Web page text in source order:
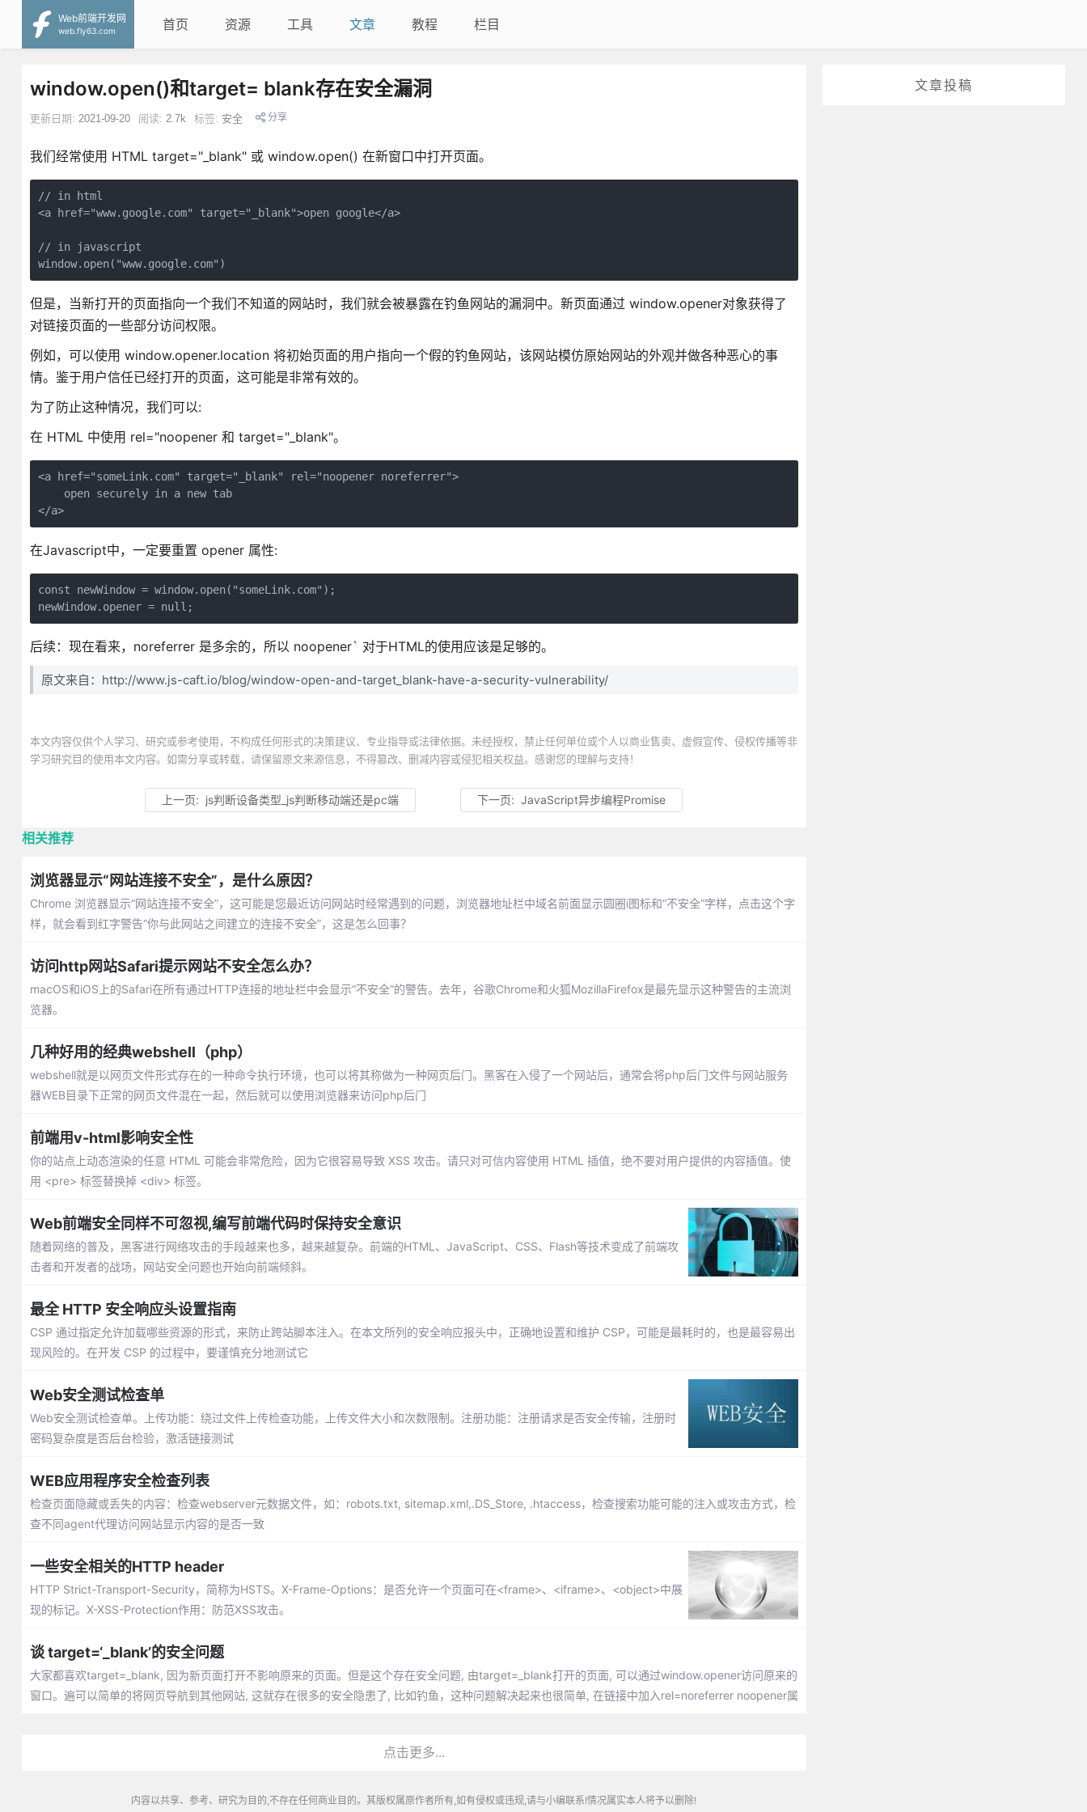
Web前端开发网
web.fly63.com
首页 资源 工具 文章 教程 栏目
文章投稿
window.open()和target= blank存在安全漏洞
更新日期: 2021-09-20 阅读: 2.7k 标签: 安全 分享
我们经常使用 HTML target="_blank" 或 window.open() 在新窗口中打开页面。
// in html
<a href="www.google.com" target="_blank">open google</a>
// in javascript
window.open("www.google.com")
但是，当新打开的页面指向一个我们不知道的网站时，我们就会被暴露在钓鱼网站的漏洞中。新页面通过 window.opener对象获得了
对链接页面的一些部分访问权限。
例如，可以使用 window.opener.location 将初始页面的用户指向一个假的钓鱼网站，该网站模仿原始网站的外观并做各种恶心的事
情。鉴于用户信任已经打开的页面，这可能是非常有效的。
为了防止这种情况，我们可以:
在 HTML 中使用 rel="noopener 和 target="_blank"。
<a href="someLink.com" target="_blank" rel="noopener noreferrer">
    open securely in a new tab
</a>
在Javascript中，一定要重置 opener 属性:
const newWindow = window.open("someLink.com");
newWindow.opener = null;
后续：现在看来，noreferrer 是多余的，所以 noopener` 对于HTML的使用应该是足够的。
原文来自：http://www.js-caft.io/blog/window-open-and-target_blank-have-a-security-vulnerability/
本文内容仅供个人学习、研究或参考使用，不构成任何形式的决策建议、专业指导或法律依据。未经授权，禁止任何单位或个人以商业售卖、虚假宣传、侵权传播等非
学习研究目的使用本文内容。如需分享或转载，请保留原文来源信息，不得篡改、删减内容或侵犯相关权益。感谢您的理解与支持！
上一页: js判断设备类型_js判断移动端还是pc端 下一页:JavaScript异步编程Promise
相关推荐
浏览器显示“网站连接不安全”，是什么原因？
Chrome 浏览器显示“网站连接不安全”，这可能是您最近访问网站时经常遇到的问题，浏览器地址栏中域名前面显示圆圈i图标和“不安全”字样，点击这个字
样，就会看到红字警告“你与此网站之间建立的连接不安全”，这是怎么回事？
访问http网站Safari提示网站不安全怎么办？
macOS和iOS上的Safari在所有通过HTTP连接的地址栏中会显示“不安全”的警告。去年，谷歌Chrome和火狐MozillaFirefox是最先显示这种警告的主流浏
览器。
几种好用的经典webshell（php）
webshell就是以网页文件形式存在的一种命令执行环境，也可以将其称做为一种网页后门。黑客在入侵了一个网站后，通常会将php后门文件与网站服务
器WEB目录下正常的网页文件混在一起，然后就可以使用浏览器来访问php后门
前端用v-html影响安全性
你的站点上动态渲染的任意 HTML 可能会非常危险，因为它很容易导致 XSS 攻击。请只对可信内容使用 HTML 插值，绝不要对用户提供的内容插值。使
用 <pre> 标签替换掉 <div> 标签。
Web前端安全同样不可忽视,编写前端代码时保持安全意识
随着网络的普及，黑客进行网络攻击的手段越来也多，越来越复杂。前端的HTML、JavaScript、CSS、Flash等技术变成了前端攻
击者和开发者的战场，网站安全问题也开始向前端倾斜。
最全 HTTP 安全响应头设置指南
CSP 通过指定允许加载哪些资源的形式，来防止跨站脚本注入。在本文所列的安全响应报头中，正确地设置和维护 CSP，可能是最耗时的，也是最容易出
现风险的。在开发 CSP 的过程中，要谨慎充分地测试它
Web安全测试检查单
Web安全测试检查单。上传功能：绕过文件上传检查功能，上传文件大小和次数限制。注册功能：注册请求是否安全传输，注册时
密码复杂度是否后台检验，激活链接测试
WEB应用程序安全检查列表
检查页面隐藏或丢失的内容：检查webserver元数据文件，如：robots.txt, sitemap.xml,.DS_Store, .htaccess，检查搜索功能可能的注入或攻击方式，检
查不同agent代理访问网站显示内容的是否一致
一些安全相关的HTTP header
HTTP Strict-Transport-Security，简称为HSTS。X-Frame-Options：是否允许一个页面可在<frame>、<iframe>、<object>中展
现的标记。X-XSS-Protection作用：防范XSS攻击。
谈 target=‘_blank’的安全问题
大家都喜欢target=_blank, 因为新页面打开不影响原来的页面。但是这个存在安全问题, 由target=_blank打开的页面, 可以通过window.opener访问原来的
窗口。遍可以简单的将网页导航到其他网站, 这就存在很多的安全隐患了, 比如钓鱼，这种问题解决起来也很简单, 在链接中加入rel=noreferrer noopener属
点击更多...
内容以共享、参考、研究为目的,不存在任何商业目的。其版权属原作者所有,如有侵权或违规,请与小编联系!情况属实本人将予以删除!